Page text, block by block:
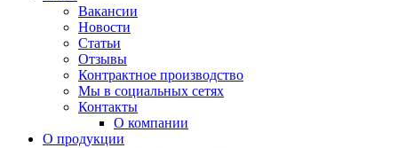
Вакансии
Новости
Статьи
Отзывы
Контрактное производство
Мы в социальных сетях
Контакты
О компании
О продукции